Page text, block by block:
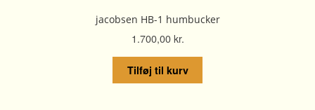
jacobsen HB-1 humbucker
1.700,00kr.
Tilføj til kurv